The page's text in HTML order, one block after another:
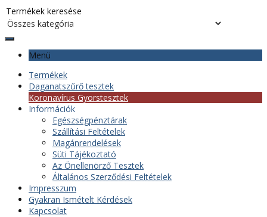
Menü
Termékek
Daganatszűrő tesztek
Koronavírus Gyorstesztek
Információk
Egészségpénztárak
Szállítási Feltételek
Magánrendelések
Süti Tájékoztató
Az Önellenörző Tesztek
Általános Szerződési Feltételek
Impresszum
Gyakran Ismételt Kérdések
Kapcsolat